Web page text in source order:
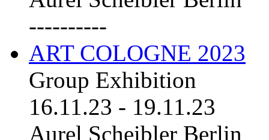
----------
ART COLOGNE 2023
Group Exhibition
16.11.23 - 19.11.23
Aurel Scheibler Berlin